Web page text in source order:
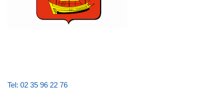
Tel: 02 35 96 22 76